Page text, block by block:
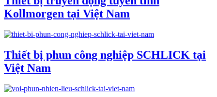
Kollmorgen tại Việt Nam
Thiết bị phun công nghiệp SCHLICK tại
Việt Nam